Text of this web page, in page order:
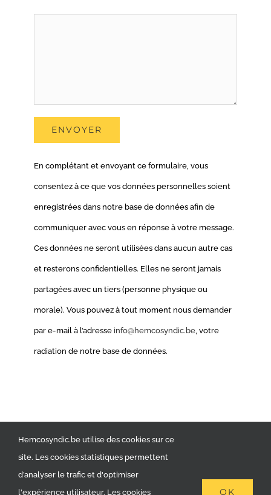
Alternative:
En complétant et envoyant ce formulaire, vous
consentez à ce que vos données personnelles soient
enregistrées dans notre base de données afin de
communiquer avec vous en réponse à votre message.
Ces données ne seront utilisées dans aucun autre cas
et resterons confidentielles. Elles ne seront jamais
partagées avec un tiers (personne physique ou
morale). Vous pouvez à tout moment nous demander
par e-mail à l’adresse info@hemcosyndic.be, votre
radiation de notre base de données.
Vie Privée
Hemcosyndic.be utilise des cookies sur ce
site. Les cookies statistiques permettent
d’analyser le trafic et d'optimiser
l'expérience utilisateur. Les cookies
OK